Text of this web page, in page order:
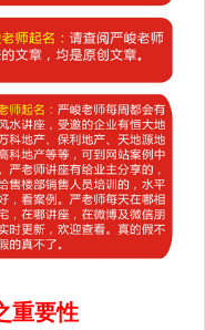
重要性